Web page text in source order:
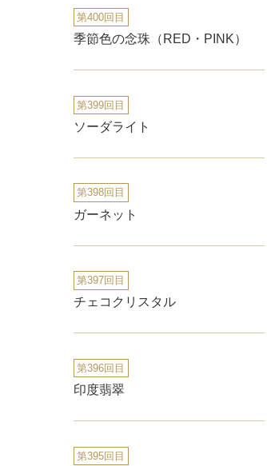
第400回目
季節色の念珠（RED・PINK）
第399回目
ソーダライト
第398回目
ガーネット
第397回目
チェコクリスタル
第396回目
印度翡翠
第395回目